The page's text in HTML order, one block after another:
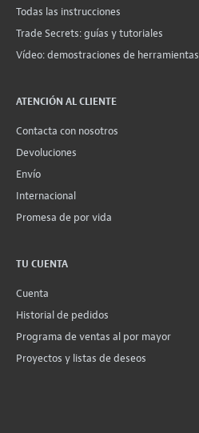
Todas las instrucciones
Trade Secrets: guías y tutoriales
Vídeo: demostraciones de herramientas
ATENCIÓN AL CLIENTE
Contacta con nosotros
Devoluciones
Envío
Internacional
Promesa de por vida
TU CUENTA
Cuenta
Historial de pedidos
Programa de ventas al por mayor
Proyectos y listas de deseos